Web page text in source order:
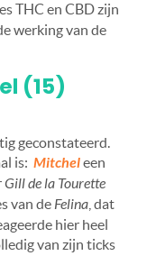
THC en CBD zijn
werking van de
(15)
geconstateerd.
is: Mitcheleen
Gill de la Tourette
van deFelina , dat
hier heel
van zijn ticks